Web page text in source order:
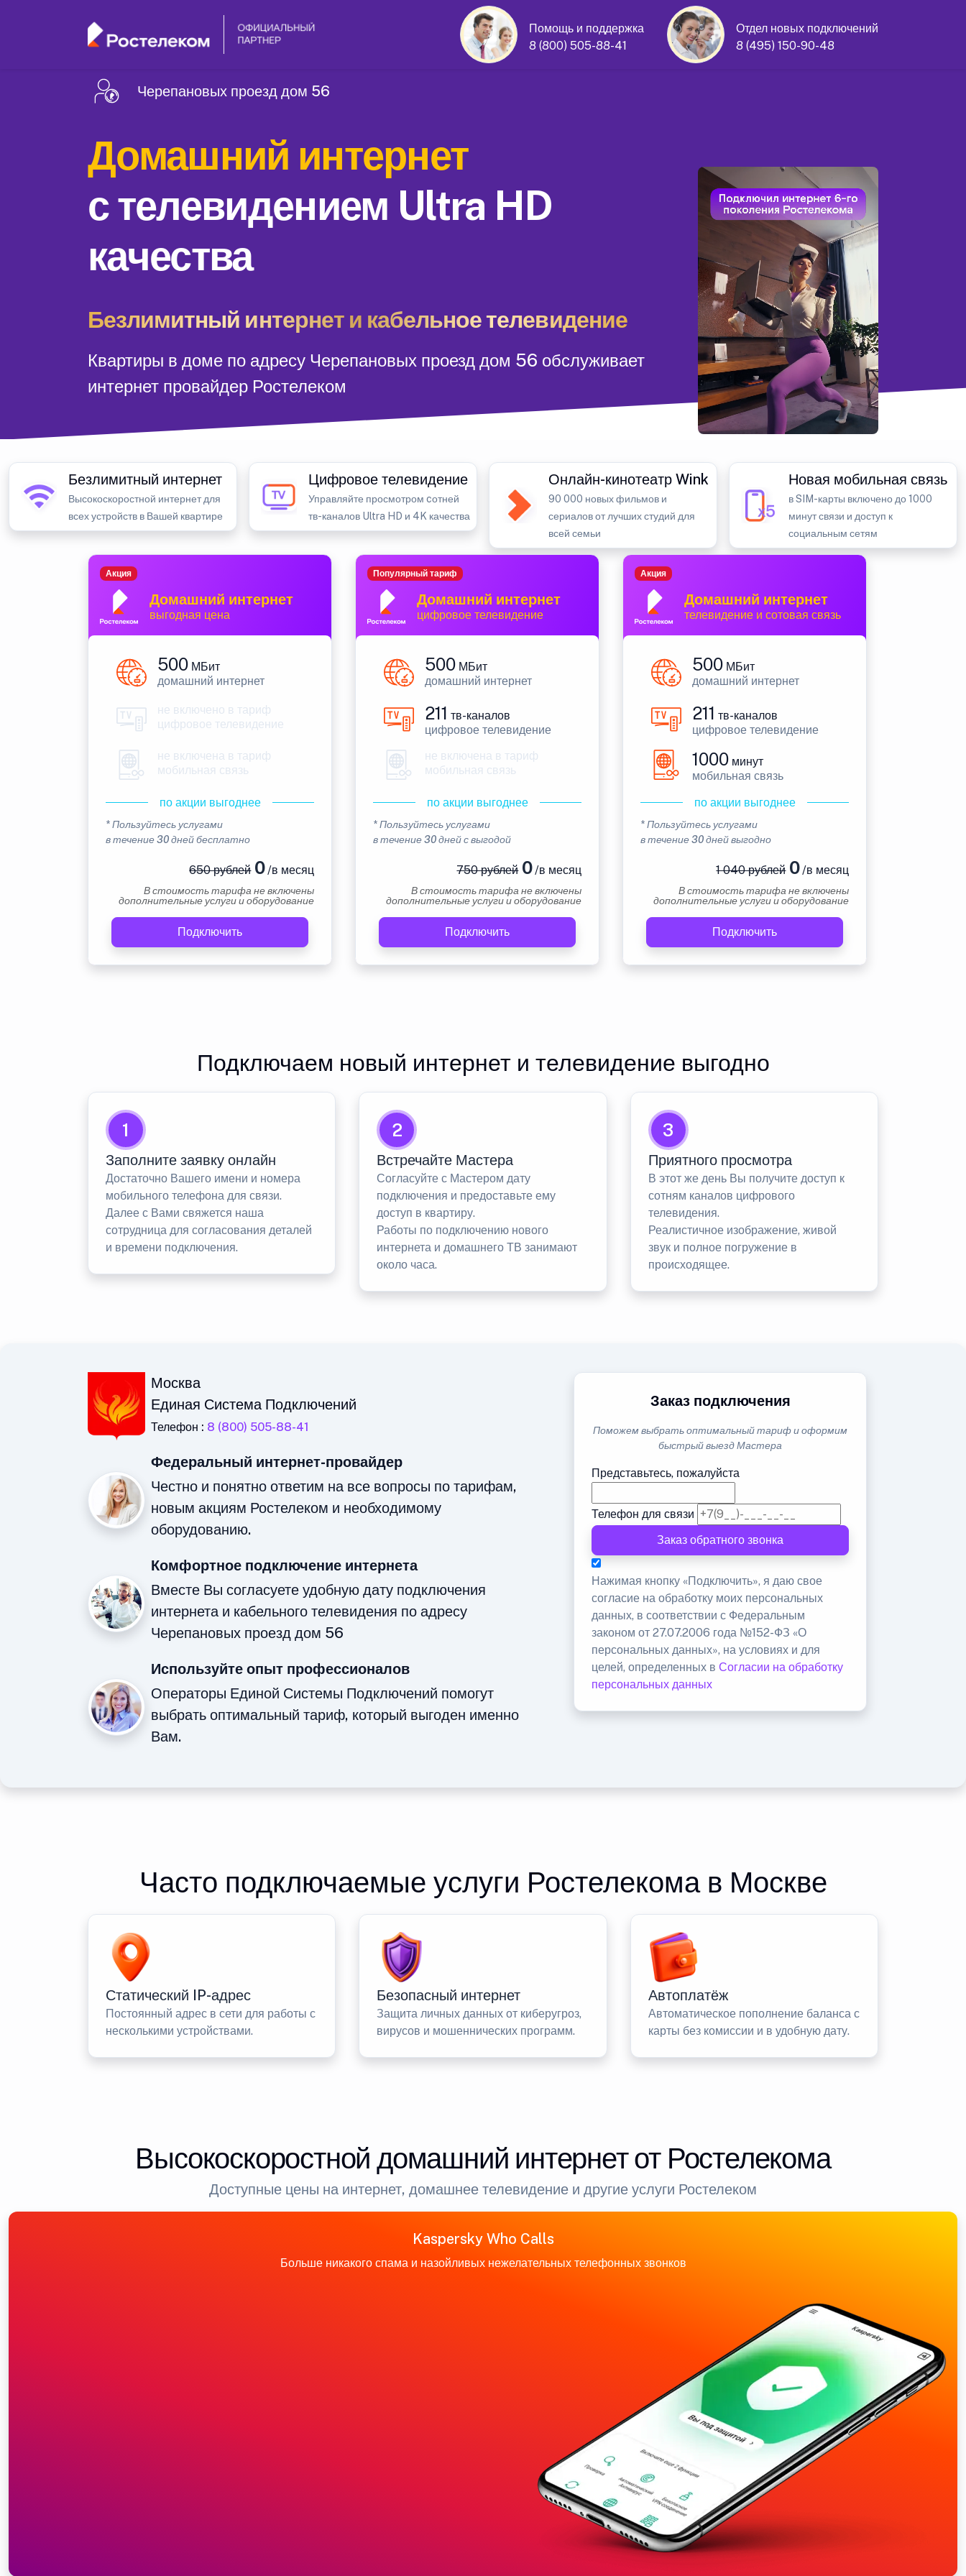
Помощь и поддержка
8 (800) 505-88-41
Отдел новых подключений
8 (495) 150-90-48
Черепановых проезд дом 56
Домашний интернет
с телевидением Ultra HD
качества
Безлимитный интернет и кабельное телевидение
Квартиры в доме по адресу Черепановых проезд дом 56 обслуживает
интернет провайдер Ростелеком
Безлимитный интернет
Высокоскоростной интернет для
всех устройств в Вашей квартире
Цифровое телевидение
Управляйте просмотром cотней
тв-каналов Ultra HD и 4K качества
Онлайн-кинотеатр Wink
90 000 новых фильмов и
сериалов от лучших студий для
всей семьи
Новая мобильная связь
в SIM-карты включено до 1000
минут связи и доступ к
социальным сетям
Домашний интернет
выгодная цена
Акция
500 МБит
домашний интернет
не включено в тариф
цифровое телевидение
не включена в тариф
мобильная связь
по акции выгоднее
* Пользуйтесь услугами
в течение 30 дней бесплатно
650 рублей0/в месяц
В стоимость тарифа не включены
дополнительные услуги и оборудование
Подключить
Домашний интернет
цифровое телевидение
Популярный тариф
500 МБит
домашний интернет
211 тв-каналов
цифровое телевидение
не включена в тариф
мобильная связь
по акции выгоднее
* Пользуйтесь услугами
в течение 30 дней с выгодой
750 рублей0/в месяц
В стоимость тарифа не включены
дополнительные услуги и оборудование
Подключить
Домашний интернет
телевидение и сотовая связь
Акция
500 МБит
домашний интернет
211 тв-каналов
цифровое телевидение
1000 минут
мобильная связь
по акции выгоднее
* Пользуйтесь услугами
в течение 30 дней выгодно
1 040 рублей0/в месяц
В стоимость тарифа не включены
дополнительные услуги и оборудование
Подключить
Подключаем новый интернет и телевидение выгодно
1
Заполните заявку онлайн
Достаточно Вашего имени и номера
мобильного телефона для связи.
Далее с Вами свяжется наша
сотрудница для согласования деталей
и времени подключения.
2
Встречайте Мастера
Согласуйте с Мастером дату
подключения и предоставьте ему
доступ в квартиру.
Работы по подключению нового
интернета и домашнего ТВ занимают
около часа.
3
Приятного просмотра
В этот же день Вы получите доступ к
сотням каналов цифрового
телевидения.
Реалистичное изображение, живой
звук и полное погружение в
происходящее.
Москва
Единая Система Подключений
Телефон : 8 (800) 505-88-41
Федеральный интернет-провайдер
Честно и понятно ответим на все вопросы по тарифам,
новым акциям Ростелеком и необходимому
оборудованию.
Комфортное подключение интернета
Вместе Вы согласуете удобную дату подключения
интернета и кабельного телевидения по адресу
Черепановых проезд дом 56
Используйте опыт профессионалов
Операторы Единой Системы Подключений помогут
выбрать оптимальный тариф, который выгоден именно
Вам.
Заказ подключения
Поможем выбрать оптимальный тариф и оформим
быстрый выезд Мастера
Представьтесь, пожалуйста
Телефон для связи
Заказ обратного звонка
Нажимая кнопку «Подключить», я даю свое
согласие на обработку моих персональных
данных, в соответствии с Федеральным
законом от 27.07.2006 года №152-ФЗ «О
персональных данных», на условиях и для
целей, определенных вСогласии на обработку
персональных данных
Часто подключаемые услуги Ростелекома в Москве
Статический IP-адрес
Постоянный адрес в сети для работы с
несколькими устройствами.
Безопасный интернет
Защита личных данных от киберугроз,
вирусов и мошеннических программ.
Автоплатёж
Автоматическое пополнение баланса с
карты без комиссии и в удобную дату.
Высокоскоростной домашний интернет от Ростелекома
Доступные цены на интернет, домашнее телевидение и другие услуги Ростелеком
Kaspersky Who Calls
Больше никакого спама и назойливых нежелательных телефонных звонков